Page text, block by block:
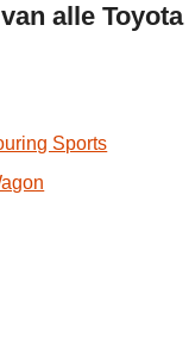
alle Toyota
Sports